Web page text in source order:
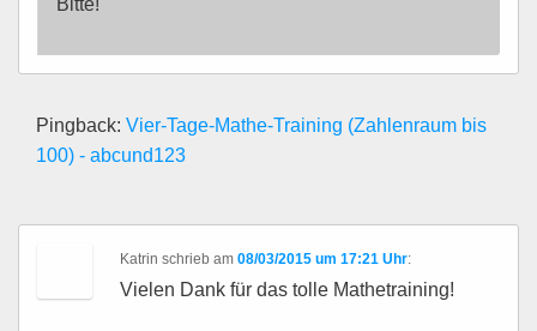
Bitte!
Pingback: Vier-Tage-Mathe-Training (Zahlenraum bis
100) - abcund123
Katrin schrieb am08/03/2015 um 17:21 Uhr:
Vielen Dank für das tolle Mathetraining!